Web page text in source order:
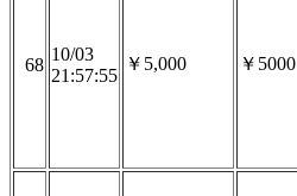
68
10/03
21:57:55
￥5,000 ￥5000